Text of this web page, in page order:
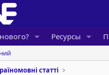
Ресурсы
статті